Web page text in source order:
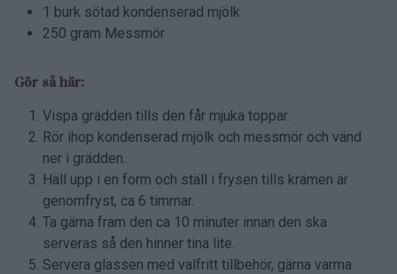
1 burk sötad kondenserad mjölk
250 gram Messmör
Gör så här:
Vispa grädden tills den får mjuka toppar.
Rör ihop kondenserad mjölk och messmör och vänd
ner i grädden.
Häll upp i en form och ställ i frysen tills krämen är
genomfryst, ca 6 timmar.
Ta gärna fram den ca 10 minuter innan den ska
serveras så den hinner tina lite.
Servera glassen med valfritt tillbehör, gärna varma